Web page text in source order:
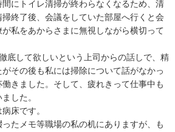
にトイレ清掃が終わらなくなるため、清
終了後、会議をしていた部屋へ行くと会
私をあからさまに無視しながら横切って
底して欲しいという上司からの話しで、精
その後も私には掃除について話がなかっ
きました。そして、疲れきって仕事中も
した。
床です。
たメモ等職場の私の机にありますが、も